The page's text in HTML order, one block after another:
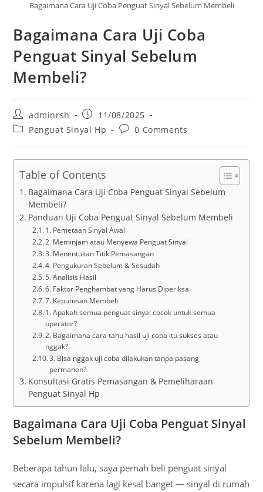
Bagaimana Cara Uji Coba Penguat Sinyal Sebelum Membeli
Bagaimana Cara Uji Coba
Penguat Sinyal Sebelum
Membeli?
Post
author:
adminrsh
Post
published:
11/08/2025
PostPenguat Sinyal Hp
Post0 Comments
Table of Contents
Bagaimana Cara Uji Coba Penguat Sinyal Sebelum
Membeli?
Panduan Uji Coba Penguat Sinyal Sebelum Membeli
1. Pemetaan Sinyal Awal
2. Meminjam atau Menyewa Penguat Sinyal
3. Menentukan Titik Pemasangan
4. Pengukuran Sebelum & Sesudah
5. Analisis Hasil
6. Faktor Penghambat yang Harus Diperiksa
7. Keputusan Membeli
1. Apakah semua penguat sinyal cocok untuk semua
operator?
2. Bagaimana cara tahu hasil uji coba itu sukses atau
nggak?
3. Bisa nggak uji coba dilakukan tanpa pasang
permanen?
Konsultasi Gratis Pemasangan & Pemeliharaan
Penguat Sinyal Hp
Bagaimana Cara Uji Coba Penguat Sinyal
Sebelum Membeli?
Beberapa tahun lalu, saya pernah beli penguat sinyal
secara impulsif karena lagi kesal banget — sinyal di rumah